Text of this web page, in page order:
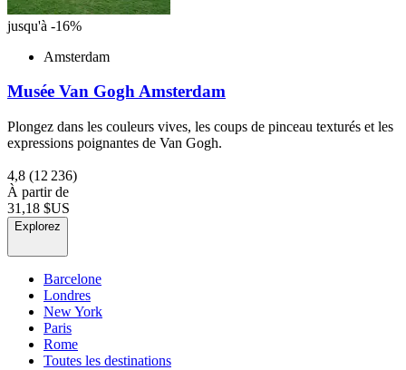
jusqu'à -16%
Amsterdam
Musée Van Gogh Amsterdam
Plongez dans les couleurs vives, les coups de pinceau texturés et les
expressions poignantes de Van Gogh.
4,8 (12 236)
À partir de
31,18 $US
Explorez
Barcelone
Londres
New York
Paris
Rome
Toutes les destinations